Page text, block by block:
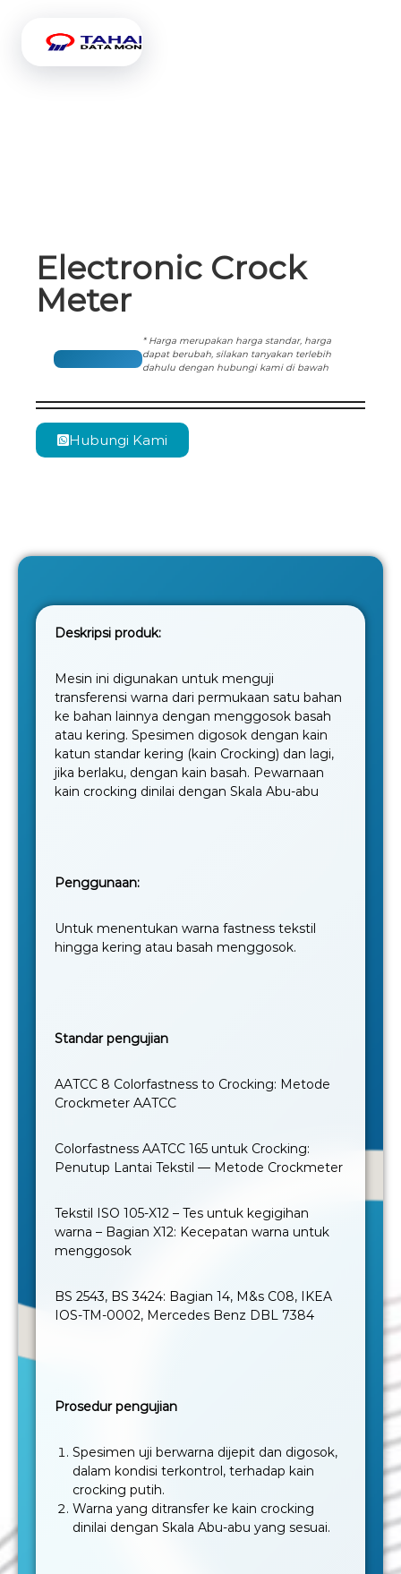
Electronic Crock
Meter
* Harga merupakan harga standar, harga
dapat berubah, silakan tanyakan terlebih
dahulu dengan hubungi kami di bawah
Hubungi Kami
Deskripsi produk:
Mesin ini digunakan untuk menguji
transferensi warna dari permukaan satu bahan
ke bahan lainnya dengan menggosok basah
atau kering. Spesimen digosok dengan kain
katun standar kering (kain Crocking) dan lagi,
jika berlaku, dengan kain basah. Pewarnaan
kain crocking dinilai dengan Skala Abu-abu
Penggunaan:
Untuk menentukan warna fastness tekstil
hingga kering atau basah menggosok.
Standar pengujian
AATCC 8 Colorfastness to Crocking: Metode
Crockmeter AATCC
Colorfastness AATCC 165 untuk Crocking:
Penutup Lantai Tekstil — Metode Crockmeter
Tekstil ISO 105-X12 – Tes untuk kegigihan
warna – Bagian X12: Kecepatan warna untuk
menggosok
BS 2543, BS 3424: Bagian 14, M&s C08, IKEA
IOS-TM-0002, Mercedes Benz DBL 7384
Prosedur pengujian
Spesimen uji berwarna dijepit dan digosok,
dalam kondisi terkontrol, terhadap kain
crocking putih.
Warna yang ditransfer ke kain crocking
dinilai dengan Skala Abu-abu yang sesuai.